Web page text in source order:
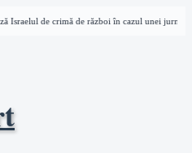
de crimă de război în cazul unei jurnaliste